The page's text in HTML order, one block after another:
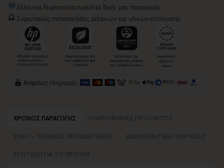
Ελληνικά Χειροποίητα προϊόντα δικής μας παραγωγής
Ευρωπαϊκές πιστοποιήσεις μελανιών και υλικών εκτύπωσης:
Ασφαλείς πληρωμές
ΧΡΟΝΟΣ ΠΑΡΑΓΩΓΗΣ